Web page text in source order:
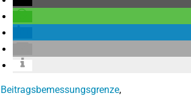
Beitragsbemessungsgrenze,